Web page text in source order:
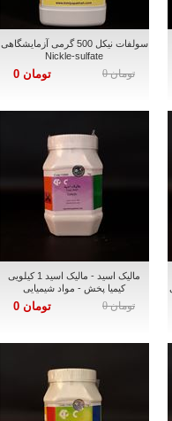
سولفات نیکل 500 گرمی آزمایشگاهی
Nickle-sulfate
تومان 0 تومان 0
مالیک اسید - مالیک اسید 1 کیلویی
کیمیا پخش - مواد شیمیایی
تومان 0 تومان 0